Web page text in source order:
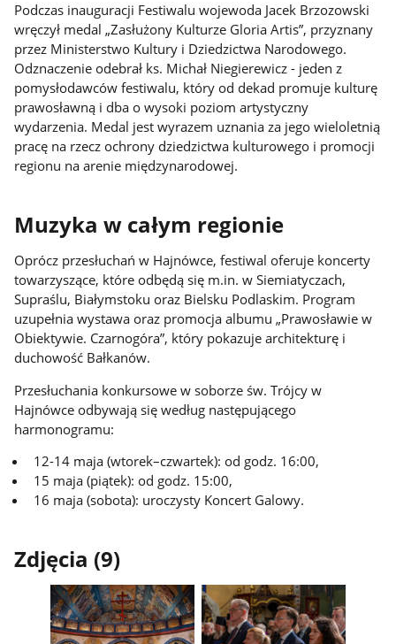
Podczas inauguracji Festiwalu wojewoda Jacek Brzozowski
wręczył medal „Zasłużony Kulturze Gloria Artis”, przyznany
przez Ministerstwo Kultury i Dziedzictwa Narodowego.
Odznaczenie odebrał ks. Michał Niegierewicz - jeden z
pomysłodawców festiwalu, który od dekad promuje kulturę
prawosławną i dba o wysoki poziom artystyczny
wydarzenia. Medal jest wyrazem uznania za jego wieloletnią
pracę na rzecz ochrony dziedzictwa kulturowego i promocji
regionu na arenie międzynarodowej.
Muzyka w całym regionie
Oprócz przesłuchań w Hajnówce, festiwal oferuje koncerty
towarzyszące, które odbędą się m.in. w Siemiatyczach,
Supraślu, Białymstoku oraz Bielsku Podlaskim. Program
uzupełnia wystawa oraz promocja albumu „Prawosławie w
Obiektywie. Czarnogóra”, który pokazuje architekturę i
duchowość Bałkanów.
Przesłuchania konkursowe w soborze św. Trójcy w
Hajnówce odbywają się według następującego
harmonogramu:
12-14 maja (wtorek–czwartek): od godz. 16:00,
15 maja (piątek): od godz. 15:00,
16 maja (sobota): uroczysty Koncert Galowy.
Zdjęcia (9)